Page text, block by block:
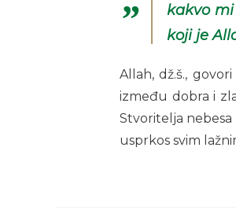
kakvo mi
koji je
Allah, dž.š.,
između dobra i
Stvoritelja
usprkos svim